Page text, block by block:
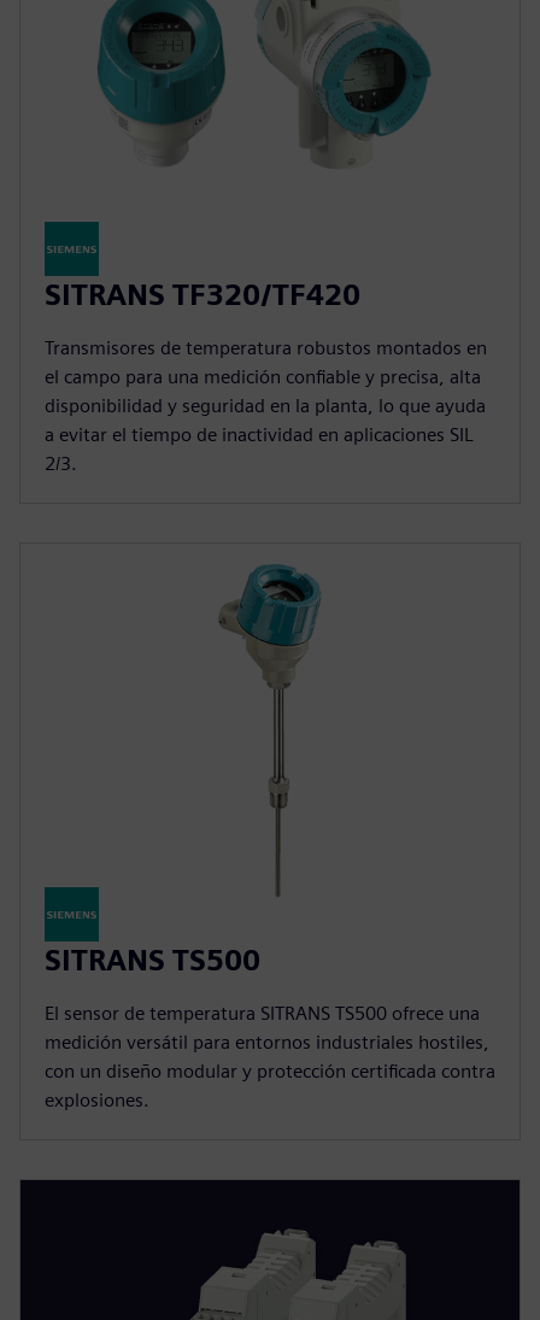
SITRANS TF320/TF420
Transmisores de temperatura robustos montados en
el campo para una medición confiable y precisa, alta
disponibilidad y seguridad en la planta, lo que ayuda
a evitar el tiempo de inactividad en aplicaciones SIL
2/3.
SITRANS TS500
El sensor de temperatura SITRANS TS500 ofrece una
medición versátil para entornos industriales hostiles,
con un diseño modular y protección certificada contra
explosiones.